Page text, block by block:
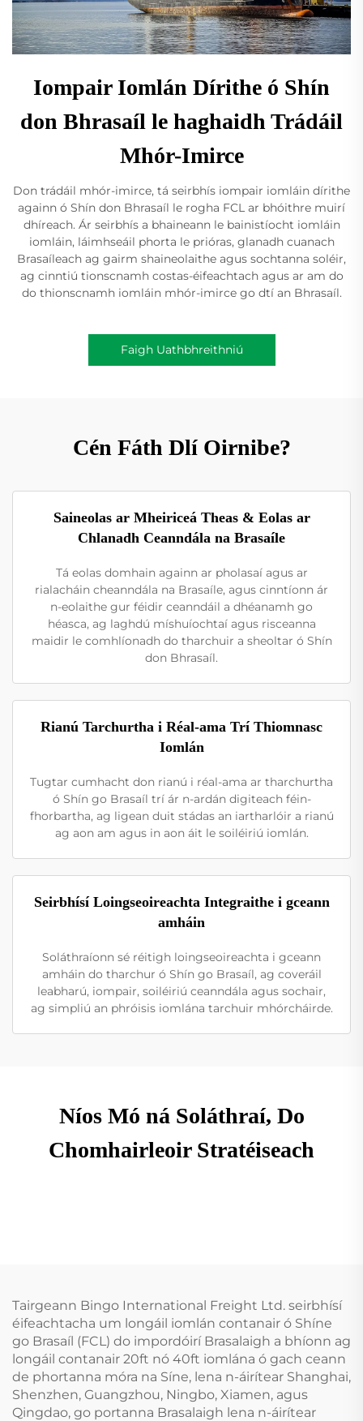
Iompair Iomlán Dírithe ó Shín
don Bhrasaíl le haghaidh Trádáil
Mhór-Imirce
Don trádáil mhór-imirce, tá seirbhís iompair iomláin dírithe
againn ó Shín don Bhrasaíl le rogha FCL ar bhóithre muirí
dhíreach. Ár seirbhís a bhaineann le bainistíocht iomláin
iomláin, láimhseáil phorta le prióras, glanadh cuanach
Brasaíleach ag gairm shaineolaithe agus sochtanna soléir,
ag cinntiú tionscnamh costas-éifeachtach agus ar am do
do thionscnamh iomláin mhór-imirce go dtí an Bhrasaíl.
Faigh Uathbhreithniú
Cén Fáth Dlí Oirnibe?
Saineolas ar Mheiriceá Theas & Eolas ar
Chlanadh Ceanndála na Brasaíle
Tá eolas domhain againn ar pholasaí agus ar
rialacháin cheanndála na Brasaíle, agus cinntíonn ár
n-eolaithe gur féidir ceanndáil a dhéanamh go
héasca, ag laghdú míshuíochtaí agus risceanna
maidir le comhlíonadh do tharchuir a sheoltar ó Shín
don Bhrasaíl.
Rianú Tarchurtha i Réal-ama Trí Thiomnasc
Iomlán
Tugtar cumhacht don rianú i réal-ama ar tharchurtha
ó Shín go Brasaíl trí ár n-ardán digiteach féin-
fhorbartha, ag ligean duit stádas an iartharlóir a rianú
ag aon am agus in aon áit le soiléiriú iomlán.
Seirbhísí Loingseoireachta Integraithe i gceann
amháin
Soláthraíonn sé réitigh loingseoireachta i gceann
amháin do tharchur ó Shín go Brasaíl, ag coveráil
leabharú, iompair, soiléiriú ceanndála agus sochair,
ag simpliú an phróisis iomlána tarchuir mhórcháirde.
Níos Mó ná Soláthraí, Do
Chomhairleoir Stratéiseach
Tairgeann Bingo International Freight Ltd. seirbhísí
éifeachtacha um longáil iomlán contanair ó Shíne
go Brasaíl (FCL) do impordóirí Brasalaigh a bhíonn ag
longáil contanair 20ft nó 40ft iomlána ó gach ceann
de phortanna móra na Síne, lena n-áirítear Shanghai,
Shenzhen, Guangzhou, Ningbo, Xiamen, agus
Qingdao, go portanna Brasalaigh lena n-áirítear